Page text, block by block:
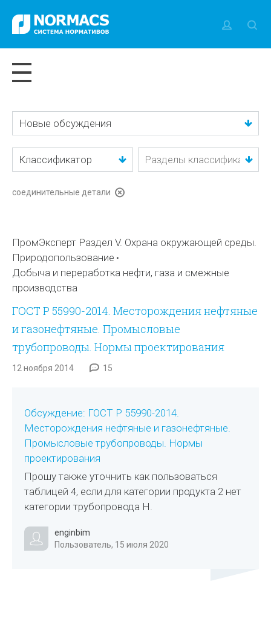
Новые обсуждения
Классификатор
соединительные детали
ПромЭксперт Раздел V. Охрана окружающей среды.
Природопользование
Добыча и переработка нефти, газа и смежные
производства
ГОСТ Р 55990-2014. Месторождения нефтяные
и газонефтяные. Промысловые
трубопроводы. Нормы проектирования
12 ноября 2014 15
Обсуждение: ГОСТ Р 55990-2014.
Месторождения нефтяные и газонефтяные.
Промысловые трубопроводы. Нормы
проектирования
Прошу также уточнить как пользоваться
таблицей 4, если для категории продукта 2 нет
категории трубопровода Н.
enginbim
Пользователь, 15 июля 2020